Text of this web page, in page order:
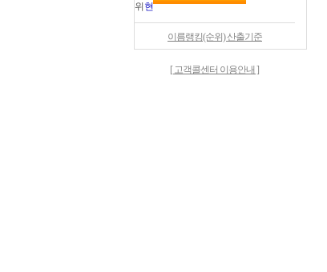
위 현
이름랭킹(순위) 산출기준
[ 고객콜센터 이용안내 ]